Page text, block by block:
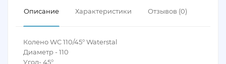
Описание Характеристики Отзывов (0)
Колено WC 110/45° Waterstal
Диаметр - 110
Угол- 45°